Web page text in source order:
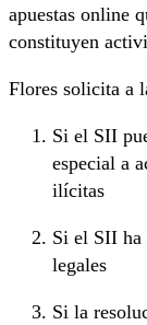
apuestas online
constituyen
Flores solicita a
Si el SII
especial a
ilícitas
Si el SII ha
legales
Si la